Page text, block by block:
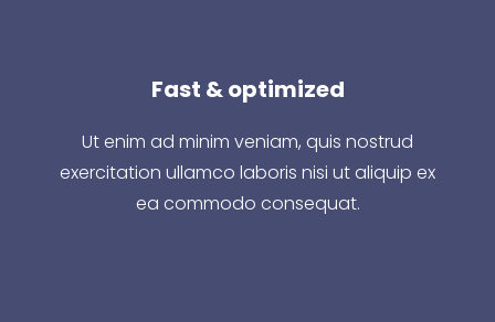
Fast & optimized
Ut enim ad minim veniam, quis nostrud
exercitation ullamco laboris nisi ut aliquip ex
ea commodo consequat.